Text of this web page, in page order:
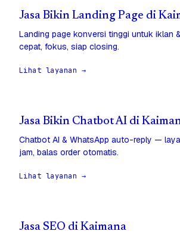
Jasa Bikin Landing Page di
Landing page konversi tinggi untuk iklan
cepat, fokus, siap closing.
Lihat layanan →
Jasa Bikin Chatbot AI di
Chatbot AI & WhatsApp auto-reply —
jam, balas order otomatis.
Lihat layanan →
Jasa SEO di Kaimana